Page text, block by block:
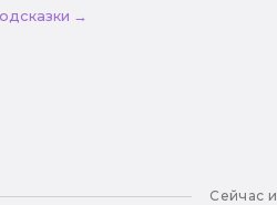
→
Сейчас